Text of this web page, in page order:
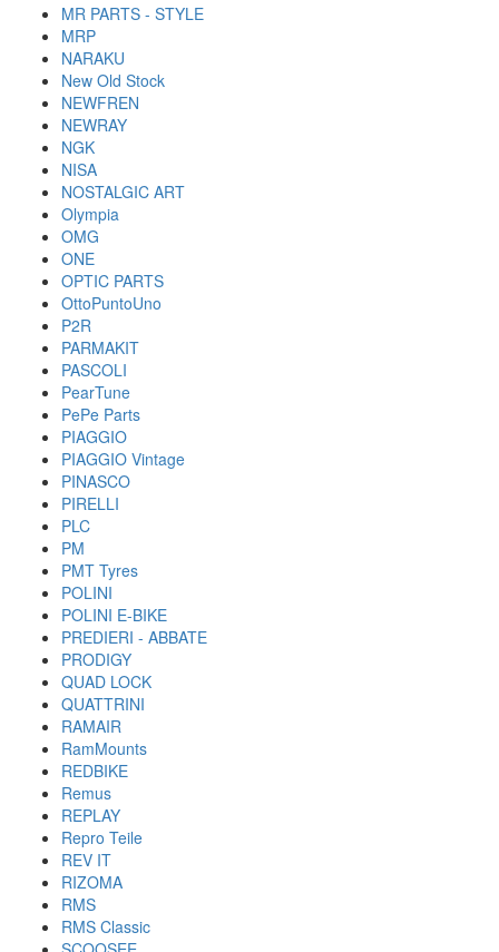
MR PARTS - STYLE
MRP
NARAKU
New Old Stock
NEWFREN
NEWRAY
NGK
NISA
NOSTALGIC ART
Olympia
OMG
ONE
OPTIC PARTS
OttoPuntoUno
P2R
PARMAKIT
PASCOLI
PearTune
PePe Parts
PIAGGIO
PIAGGIO Vintage
PINASCO
PIRELLI
PLC
PM
PMT Tyres
POLINI
POLINI E-BIKE
PREDIERI - ABBATE
PRODIGY
QUAD LOCK
QUATTRINI
RAMAIR
RamMounts
REDBIKE
Remus
REPLAY
Repro Teile
REV IT
RIZOMA
RMS
RMS Classic